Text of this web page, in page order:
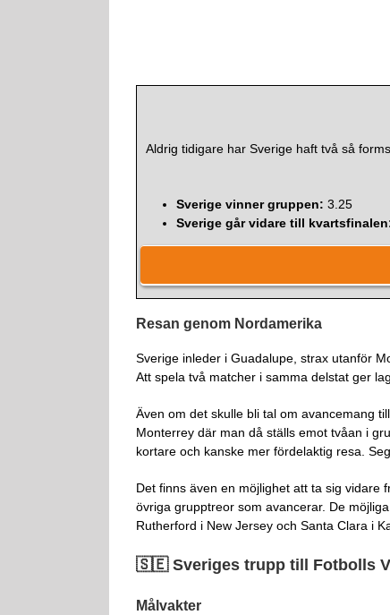
Aldrig tidigare har Sverige haft två så
Sverige vinner gruppen: 3.25
Sverige går vidare till
Resan genom Nordamerika
Sverige inleder i Guadalupe, strax utanför
Att spela två matcher i samma delstat ger
Även om det skulle bli tal om avancemang
Monterrey där man då ställs emot tvåan i
kortare och kanske mer fördelaktig resa.
Det finns även en möjlighet att ta sig vidare
övriga grupptreor som avancerar. De
Rutherford i New Jersey och Santa Clara i
🇸🇪 Sveriges trupp till Fotbolls
Målvakter